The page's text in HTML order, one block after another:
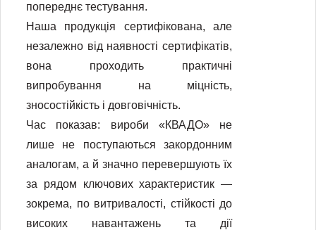
попереднє тестування.
Наша продукція сертифікована, але
незалежно від наявності сертифікатів,
вона проходить практичні
випробування на міцність,
зносостійкість і довговічність.
Час показав: вироби «КВАДО» не
лише не поступаються закордонним
аналогам, а й значно перевершують їх
за рядом ключових характеристик —
зокрема, по витривалості, стійкості до
високих навантажень та дії